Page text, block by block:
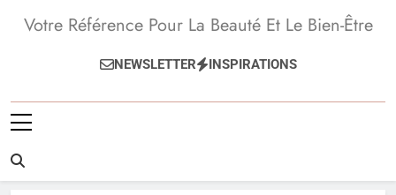
Beauté, Esthétique,
Anti-Âge
Votre Référence Pour La Beauté Et Le Bien-Être
NEWSLETTER INSPIRATIONS